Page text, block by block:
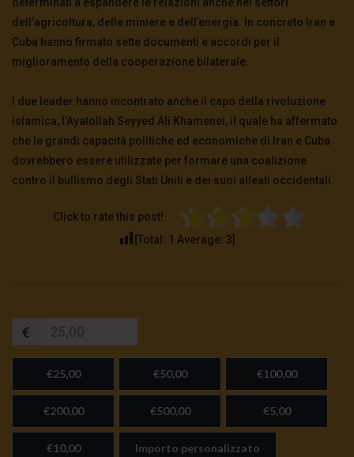
dell’agricoltura, delle miniere e dell’energia. In concreto Iran e
Cuba hanno firmato sette documenti e accordi per il
miglioramento della cooperazione bilaterale.
I due leader hanno incontrato anche il capo della rivoluzione
islamica, l’Ayatollah Seyyed Ali Khamenei, il quale ha affermato
che le grandi capacità politiche ed economiche di Iran e Cuba
dovrebbero essere utilizzate per formare una coalizione
contro il bullismo degli Stati Uniti e dei suoi alleati occidentali.
Click to rate this post!
[Total: 1 Average: 3
€
€25,00 €50,00 €100,00
€200,00 €500,00 €5,00
€10,00 Importo personalizzato